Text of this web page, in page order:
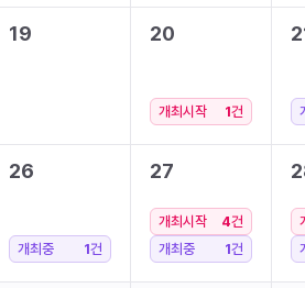
19 20
개최시작 1건
26
개최중 1건
27
개최시작 4건
개최중
1건